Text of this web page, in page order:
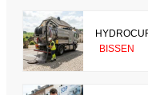
BISSEN